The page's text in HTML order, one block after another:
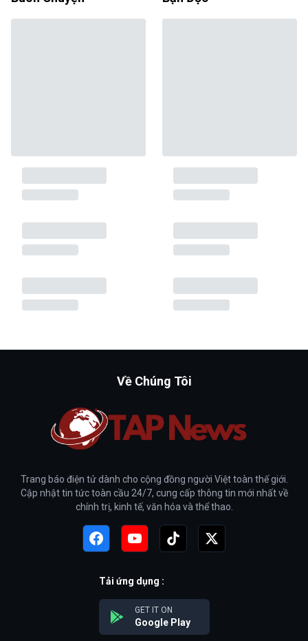
Về Chúng Tôi
Trang báo điện tử dành cho cộng đồng người Việt toàn thế giới.
Cập nhật tin tức toàn cầu 24/7, cung cấp thông tin mới nhất về
chính trị, kinh tế, văn hóa và thể thao.
Tải ứng dụng :
GET IT ON
Google Play